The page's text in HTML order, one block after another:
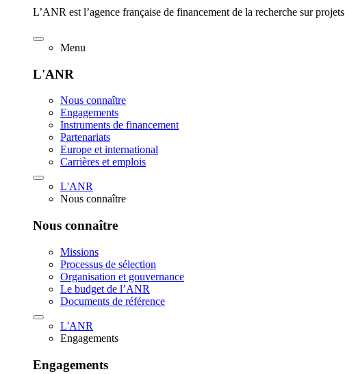
L’ANR est l’agence française de financement de la recherche sur projets
Menu
L'ANR
Nous connaître
Engagements
Instruments de financement
Partenariats
Europe et international
Carrières et emplois
L'ANR
Nous connaître
Nous connaître
Missions
Processus de sélection
Organisation et gouvernance
Le budget de l’ANR
Documents de référence
L'ANR
Engagements
Engagements